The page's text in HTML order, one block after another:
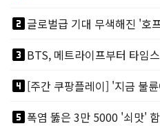
looks_two글로벌급 기대 무색해진 '호
looks_3
looks_4
looks_5폭염 뚫은 3만 5000 '쇠맛'